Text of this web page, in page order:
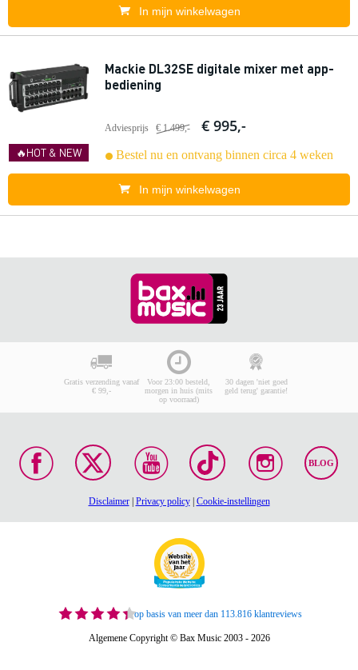
In mijn winkelwagen
🔥HOT & NEW
Mackie DL32SE digitale mixer met app-
bediening
Adviesprijs € 1.499,- € 995,-
Bestel nu en ontvang binnen circa 4 weken
In mijn winkelwagen
Gratis verzending vanaf
€ 99,-
Voor 23:00 besteld,
morgen in huis (mits
op voorraad)
30 dagen 'niet goed
geld terug' garantie!
BLOG
Disclaimer| Privacy policy| Cookie-instellingen
op basis van meer dan 113.816 klantreviews
Algemene Copyright © Bax Music 2003 - 2026